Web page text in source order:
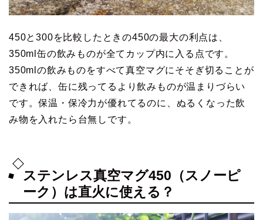
450と300を比較したときの450の最大の利点は、
350ml缶の飲みものが全てカップ内に入る点です。
350mlの飲みものをすべて真空マグにそそぎ切ることが
できれば、缶に残ってるより飲みものが温まりづらい
です。保温・保冷力が優れてるのに、ぬるくなった飲
み物を入れたら台無しです。
ステンレス真空マグ450（スノーピ
ーク）は直火に使える？